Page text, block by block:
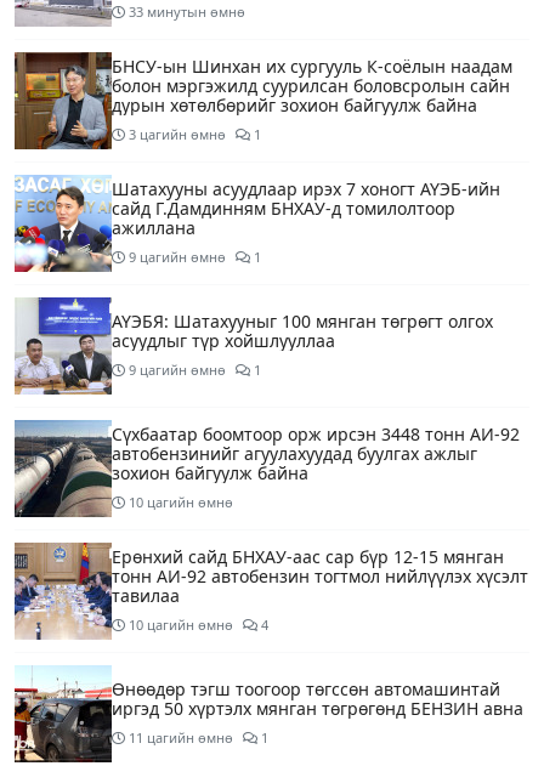
33 минутын өмнө
БНСУ-ын Шинхан их сургууль К-соёлын наадам
болон мэргэжилд суурилсан боловсролын сайн
дурын хөтөлбөрийг зохион байгуулж байна
3 цагийн өмнө 1
Шатахууны асуудлаар ирэх 7 хоногт АҮЭБ-ийн
сайд Г.Дамдинням БНХАУ-д томилолтоор
ажиллана
9 цагийн өмнө 1
АҮЭБЯ: Шатахууныг 100 мянган төгрөгт олгох
асуудлыг түр хойшлууллаа
9 цагийн өмнө 1
Сүхбаатар боомтоор орж ирсэн 3448 тонн АИ-92
автобензинийг агуулахуудад буулгах ажлыг
зохион байгуулж байна
10 цагийн өмнө
Ерөнхий сайд БНХАУ-аас сар бүр 12-15 мянган
тонн АИ-92 автобензин тогтмол нийлүүлэх хүсэлт
тавилаа
10 цагийн өмнө 4
Өнөөдөр тэгш тоогоор төгссөн автомашинтай
иргэд 50 хүртэлх мянган төгрөгөнд БЕНЗИН авна
11 цагийн өмнө 1